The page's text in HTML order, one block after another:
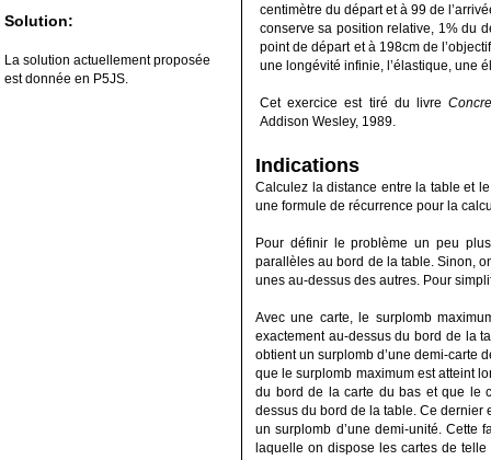
Solution:
La solution actuellement proposée
est donnée en P5JS.
centimètre du départ et à 99 de
conserve sa position relative, 1% du
point de départ et à 198cm de
une longévité infinie, l’élastique, une
Cet exercice est tiré du livre
Addison Wesley, 1989.
Indications
Calculez la distance entre la table et
une formule de récurrence pour la
Pour définir le problème un peu
parallèles au bord de la table. Sinon,
unes au-dessus des autres. Pour
Avec une carte, le surplomb
exactement au-dessus du bord de la
obtient un surplomb d’une demi-carte
que le surplomb maximum est atteint
du bord de la carte du bas et que le
dessus du bord de la table. Ce dernier
un surplomb d’une demi-unité. Cette
laquelle on dispose les cartes de